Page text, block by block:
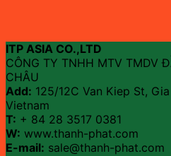
ITP ASIA CO.,LTD
CÔNG TY TNHH MTV TMDV
CHÂU
Add: 125/12C Van Kiep St,
Vietnam
T: + 84 28 3517 0381
W: www.thanh-phat.com
E-mail: sale@thanh-phat.com